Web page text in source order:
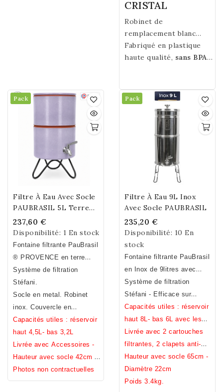
CRISTAL
Robinet de
remplacement blanc
compatible avec les
fontaines filtrantes
Fabriqué en plastique
haute qualité, sans BPA,
sûre et durable pour
votre purificateur d’eau.
Pack
Filtre À Eau Avec Socle
PAUBRASIL 5L Terre
Cuite Émaillée Lilas
237,60 €
Disponibilité: 1 En stock
Fontaine filtrante PauBrasil
® PROVENCE en terre
cuite émaillée Lilas. Fait
main.Fabrication Française
Système de filtration
Stéfani.
Socle en metal. Robinet
inox. Couvercle en
céramique.
Capacités utiles : réservoir
haut 4,5L- bas 3,2L
Livrée avec Accessoires -
Hauteur avec socle 42cm /
Hauteur sans socle 31cm /
Diamètre 23cm / Poids
Photos non contractuelles
Pack
Filtre À Eau 9L Inox
Avec Socle PAUBRASIL
235,20 €
Disponibilité: 10 En
stock
Fontaine filtrante PauBrasil
en Inox de 9litres avec
socle.
Système de filtration
Stéfani - Efficace sur
métaux lourds, pesticide,
chlore, hydrocarbures,
bacteries ... (voir analyses)
Capacités utiles : réservoir
haut 8L- bas 6L avec les
clapets, 8,5L sans.
Livrée avec 2 cartouches
filtrantes, 2 clapets anti-
débordement, un robinet
inox, un pied.
Hauteur avec socle 65cm -
Diamètre 22cm
Poids 3.4kg.